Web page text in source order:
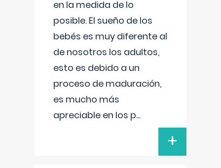
en la medida de lo
posible. El sueño de los
bebés es muy diferente al
de nosotros los adultos,
esto es debido a un
proceso de maduración,
es mucho más
apreciable en los p...
+